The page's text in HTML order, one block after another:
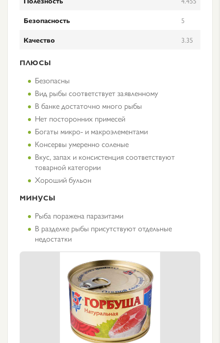
Безопасность
5
Качество
3.35
ПЛЮСЫ
Безопасны
Вид рыбы соответствует заявленному
В банке достаточно много рыбы
Нет посторонних примесей
Богаты микро- и макроэлементами
Консервы умеренно соленые
Вкус, запах и консистенция соответствуют
товарной категории
Хороший бульон
МИНУСЫ
Рыба поражена паразитами
В разделке рыбы присутствуют отдельные
недостатки